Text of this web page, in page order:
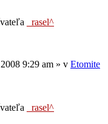
_rasel^
9:29 am » v Etomite
_rasel^